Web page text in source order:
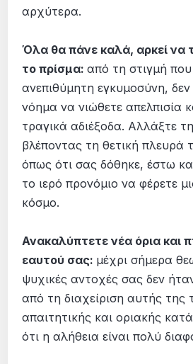
αρχύτερα.
Όλα θα πάνε καλά, αρκεί να
το πρίσμα:από τη στιγμή
ανεπιθύμητη εγκυμοσύνη, δεν
νόημα να νιώθετε απελπισία
τραγικά αδιέξοδα. Αλλάξτε
βλέποντας τη θετική πλευρά
όπως ότι σας δόθηκε, έστω
το ιερό προνόμιο να φέρετε
κόσμο.
Ανακαλύπτετε νέα όρια και
εαυτού σας: μέχρι σήμερα
ψυχικές αντοχές σας δεν
από τη διαχείριση αυτής της
απαιτητικής και οριακής
ότι η αλήθεια είναι πολύ